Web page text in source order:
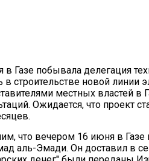
в Газе побывала делегация
строительстве новой линии
местных властей в
Ожидается, что проект
что вечером 16 июня в Газе
аль-Эмади. Он доставил в